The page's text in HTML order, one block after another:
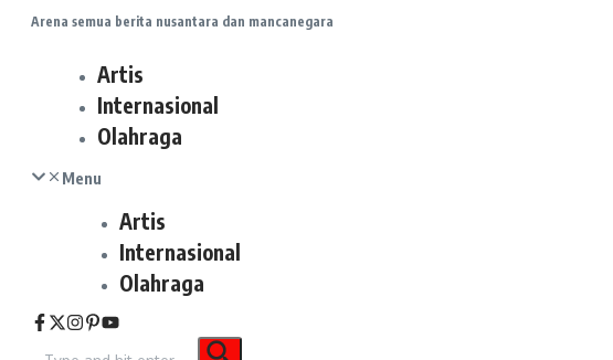
Arena semua berita nusantara dan mancanegara
Artis
Internasional
Olahraga
Menu
Artis
Internasional
Olahraga